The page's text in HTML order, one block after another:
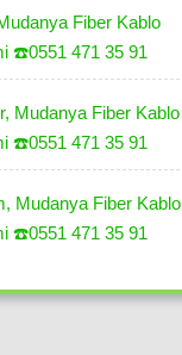
Fiber Kablo
☎️0551 471 35 91
Mudanya Fiber Kablo
☎️0551 471 35 91
Mudanya Fiber Kablo
☎️0551 471 35 91